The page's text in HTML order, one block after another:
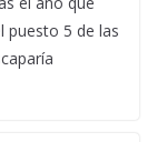
puesto 5 de las